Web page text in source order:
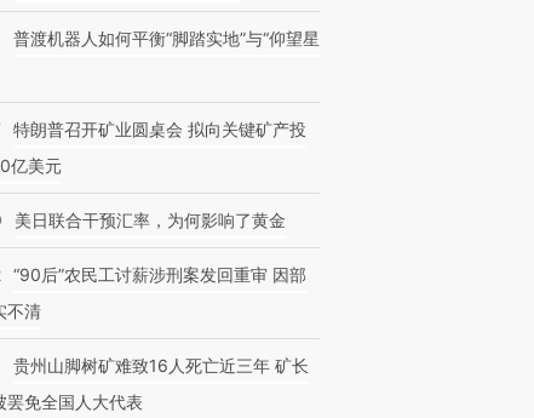
普渡机器人如何平衡“脚踏实地”与“仰望星
特朗普召开矿业圆桌会 拟向关键矿产投
亿美元
美日联合干预汇率，为何影响了黄金
“90后”农民工讨薪涉刑案发回重审 因部
不清
贵州山脚树矿难致16人死亡近三年 矿长
罢免全国人大代表